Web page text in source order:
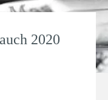
2020